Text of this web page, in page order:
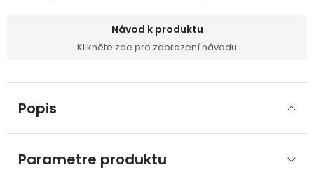
Návod k produktu
Klikněte zde pro zobrazení návodu
Popis
Parametre produktu